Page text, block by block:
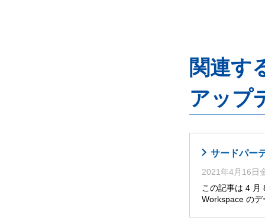
関連す
アップ
サードパー
2021年4月16日
この記事は 4 月
Workspace の